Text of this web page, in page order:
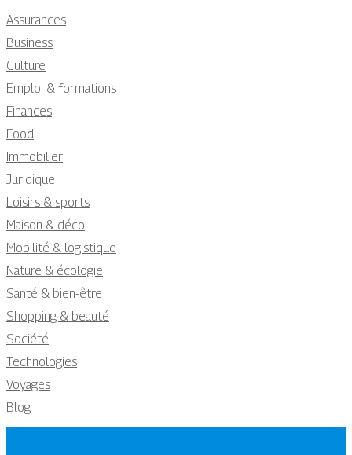
Assurances
Business
Culture
Emploi & formations
Finances
Food
Immobilier
Juridique
Loisirs & sports
Maison & déco
Mobilité & logistique
Nature & écologie
Santé & bien-être
Shopping & beauté
Société
Technologies
Voyages
Blog